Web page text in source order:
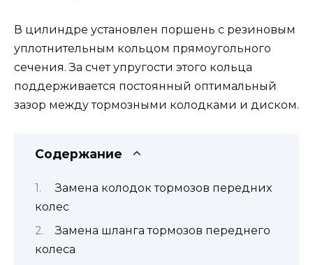
В цилиндре установлен поршень с резиновым
уплотнительным кольцом прямоугольного
сечения. За счет упругости этого кольца
поддерживается постоянный оптимальный
зазор между тормозными колодками и диском.
Содержание
Замена колодок тормозов передних
колес
Замена шланга тормозов переднего
колеса